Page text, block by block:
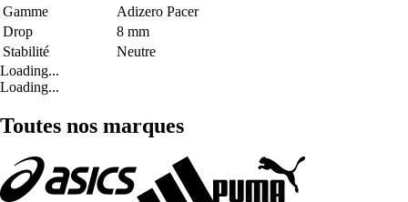
Gamme
Adizero Pacer
Drop
8 mm
Stabilité
Neutre
Loading...
Loading...
Toutes nos marques